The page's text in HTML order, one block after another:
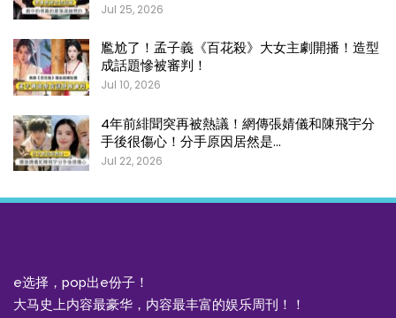
Jul 25, 2026
尷尬了！孟子義《百花殺》大女主劇開播！造型
成話題慘被審判！
Jul 10, 2026
4年前緋聞突再被熱議！網傳張婧儀和陳飛宇分
手後很傷心！分手原因居然是…
Jul 22, 2026
e选择，pop出e份子！
大马史上内容最豪华，内容最丰富的娱乐周刊！！